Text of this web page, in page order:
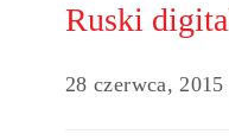
Ruski
28 czerwca, 2015